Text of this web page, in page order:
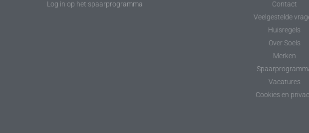
Log in op het spaarprogramma
Contact
Veelgestelde
Huisregels
Over Soels
Merken
Vacatures
Cookies en